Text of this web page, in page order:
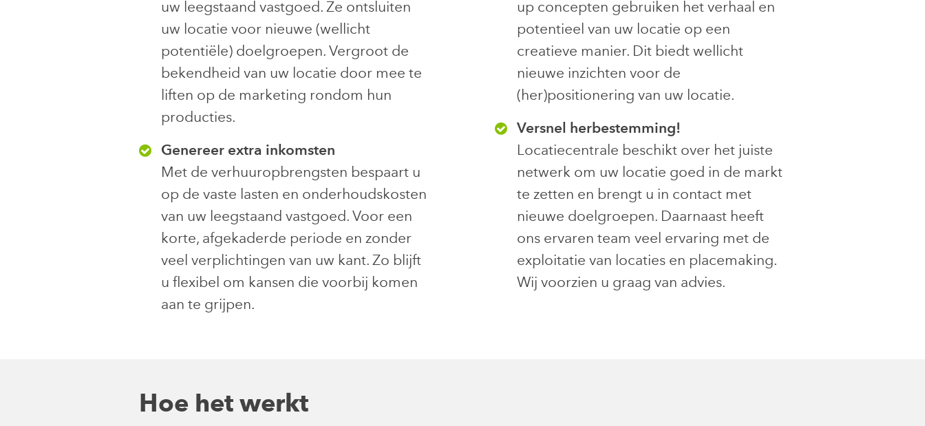
uw leegstaand vastgoed. Ze ontsluiten
uw locatie voor nieuwe (wellicht
potentiële) doelgroepen. Vergroot de
bekendheid van uw locatie door mee te
liften op de marketing rondom hun
producties.
Genereer extra inkomsten
Met de verhuuropbrengsten bespaart u
op de vaste lasten en onderhoudskosten
van uw leegstaand vastgoed. Voor een
korte, afgekaderde periode en zonder
veel verplichtingen van uw kant. Zo blijft
u flexibel om kansen die voorbij komen
aan te grijpen.
up concepten gebruiken het verhaal en
potentieel van uw locatie op een
creatieve manier. Dit biedt wellicht
nieuwe inzichten voor de
(her)positionering van uw locatie.
Versnel herbestemming!
Locatiecentrale beschikt over het juiste
netwerk om uw locatie goed in de markt
te zetten en brengt u in contact met
nieuwe doelgroepen. Daarnaast heeft
ons ervaren team veel ervaring met de
exploitatie van locaties en placemaking.
Wij voorzien u graag van advies.
Hoe het werkt